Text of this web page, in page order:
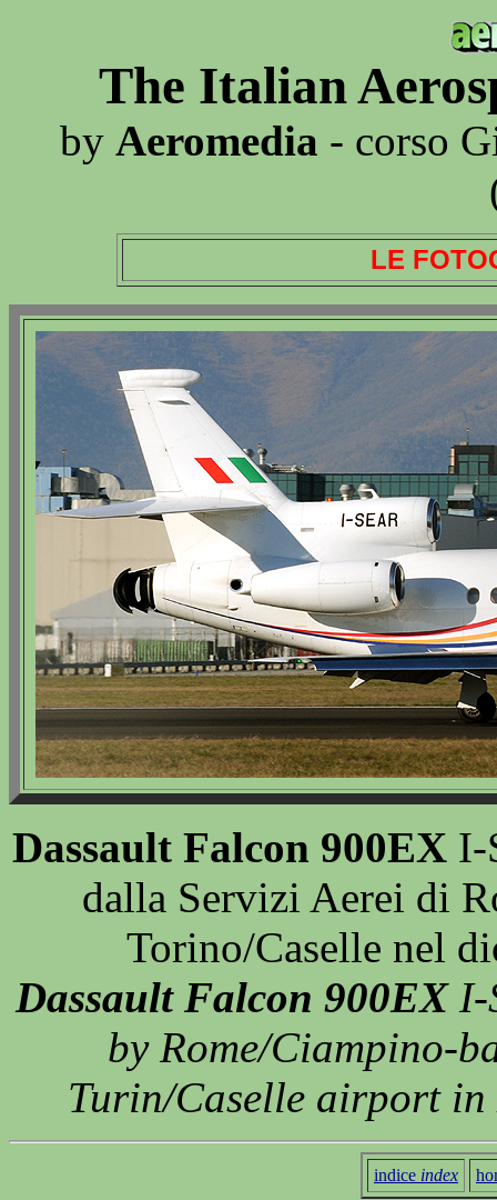
The Italian
by Aeromedia - corso
LE
Dassault Falcon 900EX I-
dalla Servizi Aerei di
Torino/Caselle nel
Dassault Falcon 900EXI-
by Rome/Ciampino-
Turin/Caselle airport in
indice index